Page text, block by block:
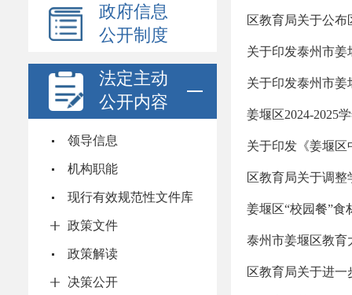
政府信息
公开制度
法定主动
公开内容
领导信息
机构职能
现行有效规范性文件库
政策文件
政策解读
决策公开
区教育局关于公
关于印发泰州市姜
关于印发泰州市姜
姜堰区2024-2025
关于印发《姜堰
区教育局关于调整
姜堰区“校园餐”
泰州市姜堰区教育
区教育局关于进